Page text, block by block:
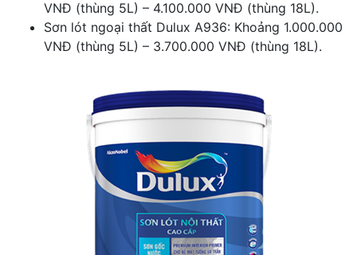
VNĐ (thùng 5L) – 4.100.000 VNĐ (thùng 18L).
Sơn lót ngoại thất Dulux A936: Khoảng 1.000.000
VNĐ (thùng 5L) – 3.700.000 VNĐ (thùng 18L).